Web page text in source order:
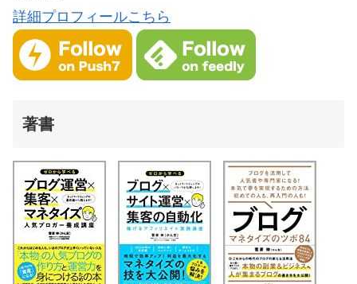
詳細プロフィールこちら
著書